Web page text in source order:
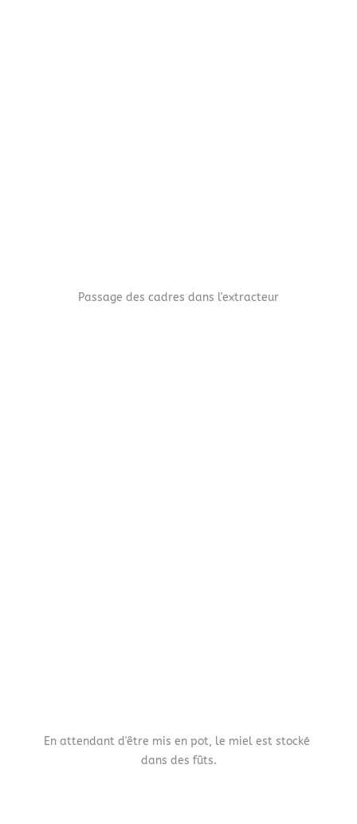
Passage des cadres dans l'extracteur
En attendant d'être mis en pot, le miel est stocké
dans des fûts.